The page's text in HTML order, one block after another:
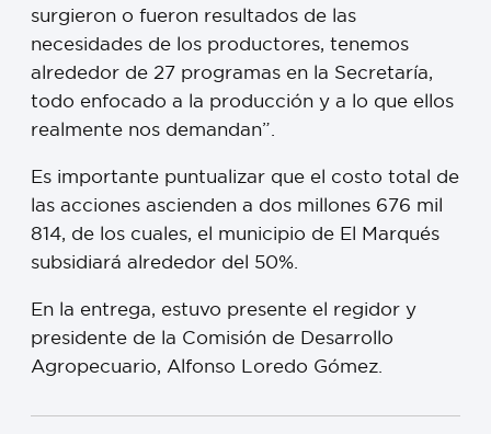
surgieron o fueron resultados de las
necesidades de los productores, tenemos
alrededor de 27 programas en la Secretaría,
todo enfocado a la producción y a lo que ellos
realmente nos demandan”.
Es importante puntualizar que el costo total de
las acciones ascienden a dos millones 676 mil
814, de los cuales, el municipio de El Marqués
subsidiará alrededor del 50%.
En la entrega, estuvo presente el regidor y
presidente de la Comisión de Desarrollo
Agropecuario, Alfonso Loredo Gómez.